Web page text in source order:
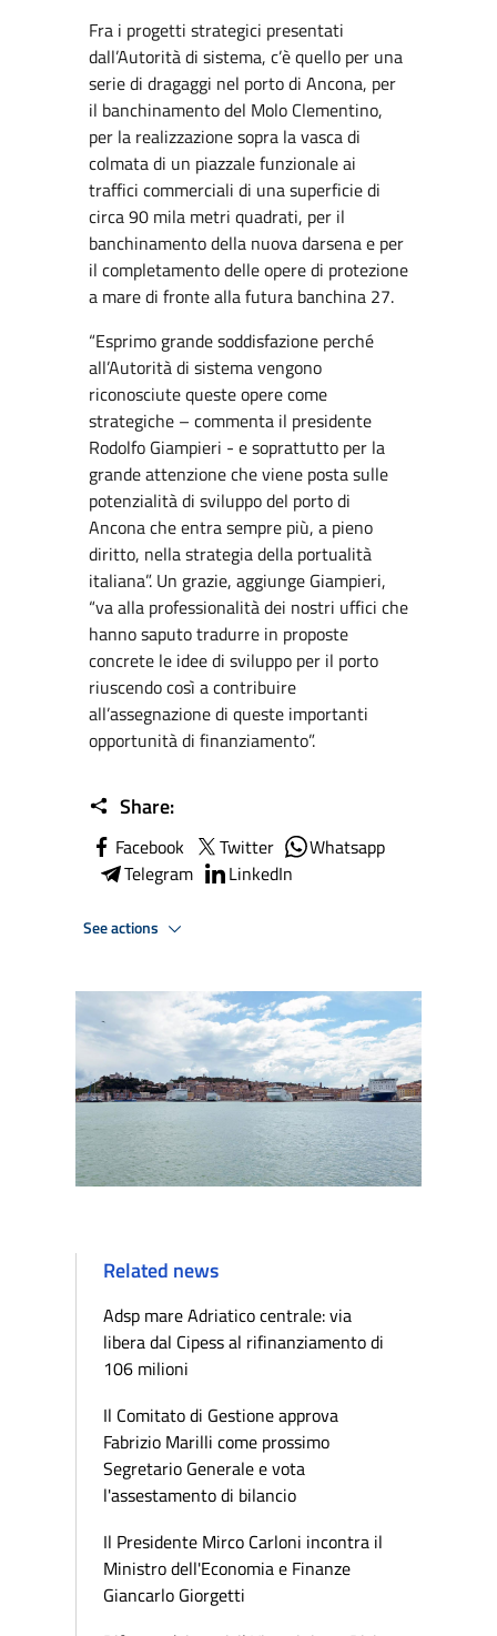
Fra i progetti strategici presentati
dall’Autorità di sistema, c’è quello per una
serie di dragaggi nel porto di Ancona, per
il banchinamento del Molo Clementino,
per la realizzazione sopra la vasca di
colmata di un piazzale funzionale ai
traffici commerciali di una superficie di
circa 90 mila metri quadrati, per il
banchinamento della nuova darsena e per
il completamento delle opere di protezione
a mare di fronte alla futura banchina 27.
“Esprimo grande soddisfazione perché
all’Autorità di sistema vengono
riconosciute queste opere come
strategiche – commenta il presidente
Rodolfo Giampieri - e soprattutto per la
grande attenzione che viene posta sulle
potenzialità di sviluppo del porto di
Ancona che entra sempre più, a pieno
diritto, nella strategia della portualità
italiana”. Un grazie, aggiunge Giampieri,
“va alla professionalità dei nostri uffici che
hanno saputo tradurre in proposte
concrete le idee di sviluppo per il porto
riuscendo così a contribuire
all’assegnazione di queste importanti
opportunità di finanziamento”.
Share:
Facebook Twitter
Whatsapp
Telegram
LinkedIn
See actions
Related news
Adsp mare Adriatico centrale: via
libera dal Cipess al rifinanziamento di
106 milioni
Il Comitato di Gestione approva
Fabrizio Marilli come prossimo
Segretario Generale e vota
l'assestamento di bilancio
Il Presidente Mirco Carloni incontra il
Ministro dell'Economia e Finanze
Giancarlo Giorgetti